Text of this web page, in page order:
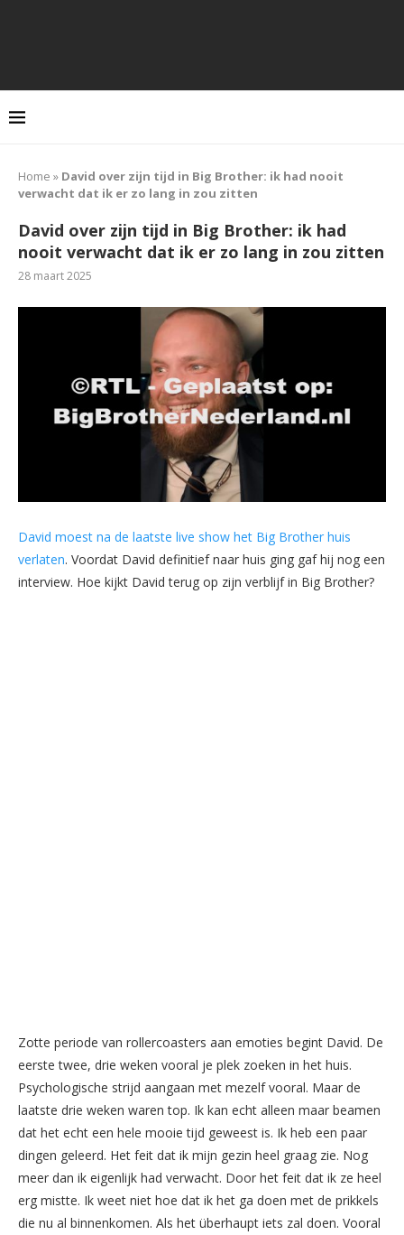
Home » David over zijn tijd in Big Brother: ik had nooit
verwacht dat ik er zo lang in zou zitten
David over zijn tijd in Big Brother: ik had
nooit verwacht dat ik er zo lang in zou zitten
28 maart 2025
David moest na de laatste live show het Big Brother huis
verlaten. Voordat David definitief naar huis ging gaf hij nog een
interview. Hoe kijkt David terug op zijn verblijf in Big Brother?
Zotte periode van rollercoasters aan emoties begint David. De
eerste twee, drie weken vooral je plek zoeken in het huis.
Psychologische strijd aangaan met mezelf vooral. Maar de
laatste drie weken waren top. Ik kan echt alleen maar beamen
dat het echt een hele mooie tijd geweest is. Ik heb een paar
dingen geleerd. Het feit dat ik mijn gezin heel graag zie. Nog
meer dan ik eigenlijk had verwacht. Door het feit dat ik ze heel
erg mistte. Ik weet niet hoe dat ik het ga doen met de prikkels
die nu al binnenkomen. Als het überhaupt iets zal doen. Vooral